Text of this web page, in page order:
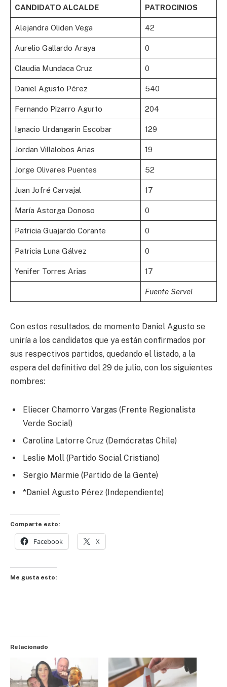
CANDIDATO ALCALDE PATROCINIOS
Alejandra Oliden Vega 42
Aurelio Gallardo Araya 0
Claudia Mundaca Cruz 0
Daniel Agusto Pérez 540
Fernando Pizarro Agurto 204
Ignacio Urdangarin Escobar 129
Jordan Villalobos Arias 19
Jorge Olivares Puentes 52
Juan Jofré Carvajal 17
María Astorga Donoso 0
Patricia Guajardo Corante 0
Patricia Luna Gálvez 0
Yenifer Torres Arias 17
Fuente Servel
Con estos resultados, de momento Daniel Agusto se
uniría a los candidatos que ya están confirmados por
sus respectivos partidos, quedando el listado, a la
espera del definitivo del 29 de julio, con los siguientes
nombres:
Eliecer Chamorro Vargas (Frente Regionalista
Verde Social)
Carolina Latorre Cruz (Demócratas Chile)
Leslie Moll (Partido Social Cristiano)
Sergio Marmie (Partido de la Gente)
*Daniel Agusto Pérez (Independiente)
Comparte esto:
Facebook X
Me gusta esto:
Relacionado